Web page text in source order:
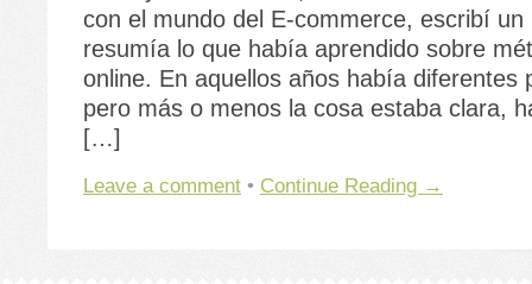
con el mundo del E-commerce, escribí un
resumía lo que había aprendido sobre
online. En aquellos años había diferentes
pero más o menos la cosa estaba clara,
[…]
Leave a comment • Continue Reading →